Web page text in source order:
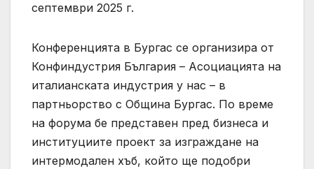
септември 2025 г.
Конференцията в Бургас се организира от
Конфиндустрия България – Асоциацията на
италианската индустрия у нас – в
партньорство с Община Бургас. По време
на форума бе представен пред бизнеса и
институциите проект за изграждане на
интермодален хъб, който ще подобри